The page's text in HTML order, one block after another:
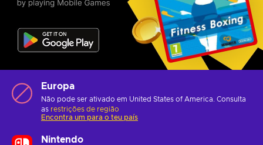
Europa
Não pode ser ativado em United States of America. Consulta
as restrições de região
Encontra um para o teu país
Nintendo